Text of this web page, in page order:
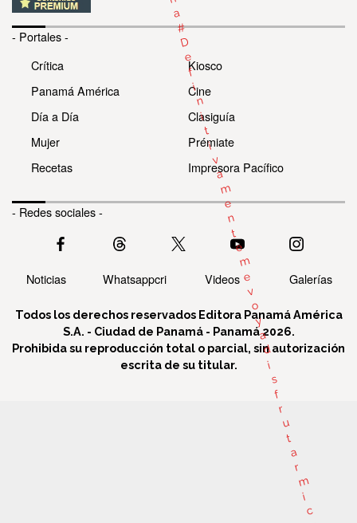
a
#
D
e
f
i
n
i
t
i
v
a
m
e
n
t
e
m
e
v
o
y
a
d
i
s
f
r
u
t
a
r
m
i
c
- Portales -
Crítica
Panamá América
Día a Día
Mujer
Recetas
Kiosco
Cine
Clasiguía
Prémiate
Impresora Pacífico
- Redes sociales -
Noticias Whatsappcri Videos Galerías
Todos los derechos reservados Editora Panamá América
S.A. - Ciudad de Panamá - Panamá 2026.
Prohibida su reproducción total o parcial, sin autorización
escrita de su titular.